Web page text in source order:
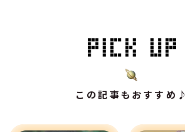
この記事もおすすめ♪